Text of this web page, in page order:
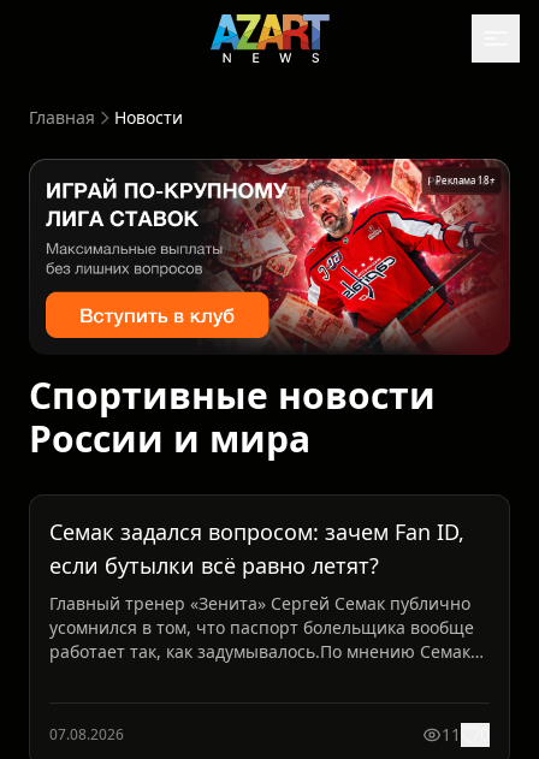
Главная Новости
Реклама 18+
Спортивные новости
России и мира
Семак задался вопросом: зачем Fan ID,
если бутылки всё равно летят?
Главный тренер «Зенита» Сергей Семак публично
усомнился в том, что паспорт болельщика вообще
работает так, как задумывалось.По мнению Семака,
07.08.2026 11